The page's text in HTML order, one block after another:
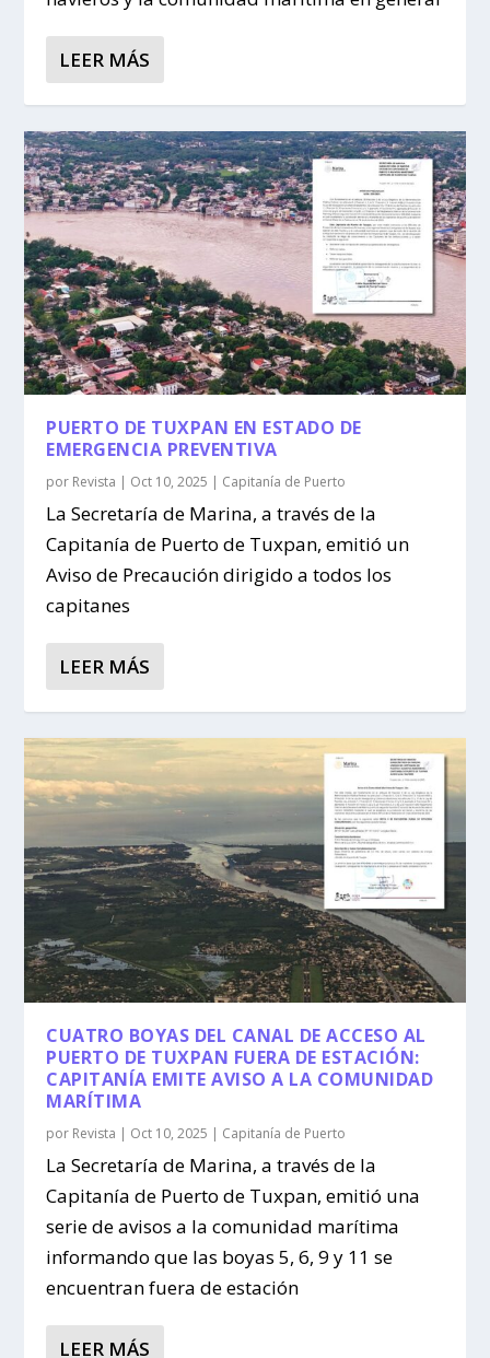
LEER MÁS
PUERTO DE TUXPAN EN ESTADO DE
EMERGENCIA PREVENTIVA
por Revista | Oct 10, 2025 | Capitanía de Puerto
La Secretaría de Marina, a través de la
Capitanía de Puerto de Tuxpan, emitió un
Aviso de Precaución dirigido a todos los
capitanes
LEER MÁS
CUATRO BOYAS DEL CANAL DE ACCESO AL
PUERTO DE TUXPAN FUERA DE ESTACIÓN:
CAPITANÍA EMITE AVISO A LA COMUNIDAD
MARÍTIMA
por Revista | Oct 10, 2025 | Capitanía de Puerto
La Secretaría de Marina, a través de la
Capitanía de Puerto de Tuxpan, emitió una
serie de avisos a la comunidad marítima
informando que las boyas 5, 6, 9 y 11 se
encuentran fuera de estación
LEER MÁS